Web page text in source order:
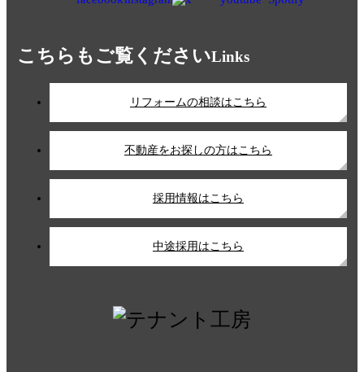
こちらもご覧くださいLinks
リフォームの相談はこちら
不動産をお探しの方はこちら
採用情報はこちら
中途採用はこちら